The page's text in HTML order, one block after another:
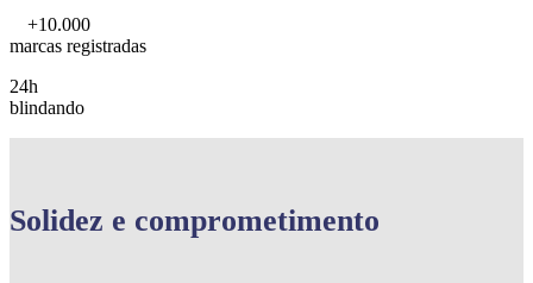
+10.000
marcas registradas
24h
blindando
Solidez e comprometimento